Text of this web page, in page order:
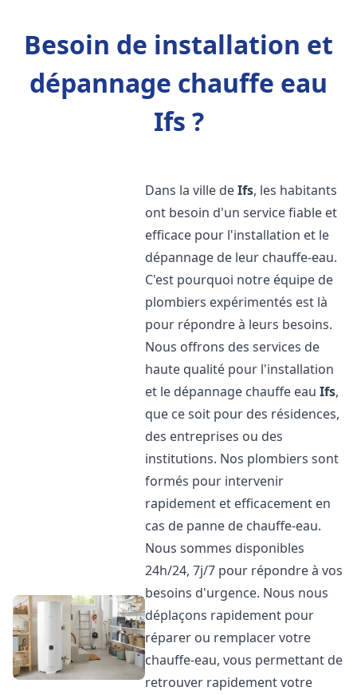
Besoin de installation et
dépannage chauffe eau
Ifs ?
Dans la ville deIfs, les habitants
ont besoin d'un service fiable et
efficace pour l'installation et le
dépannage de leur chauffe-eau.
C'est pourquoi notre équipe de
plombiers expérimentés est là
pour répondre à leurs besoins.
Nous offrons des services de
haute qualité pour l'installation
et le dépannage chauffe eauIfs,
que ce soit pour des résidences,
des entreprises ou des
institutions. Nos plombiers sont
formés pour intervenir
rapidement et efficacement en
cas de panne de chauffe-eau.
Nous sommes disponibles
24h/24, 7j/7 pour répondre à vos
besoins d'urgence. Nous nous
déplaçons rapidement pour
réparer ou remplacer votre
chauffe-eau, vous permettant de
retrouver rapidement votre